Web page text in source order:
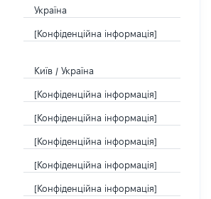
Україна
[Конфіденційна інформація]
Київ / Україна
[Конфіденційна інформація]
[Конфіденційна інформація]
[Конфіденційна інформація]
[Конфіденційна інформація]
[Конфіденційна інформація]